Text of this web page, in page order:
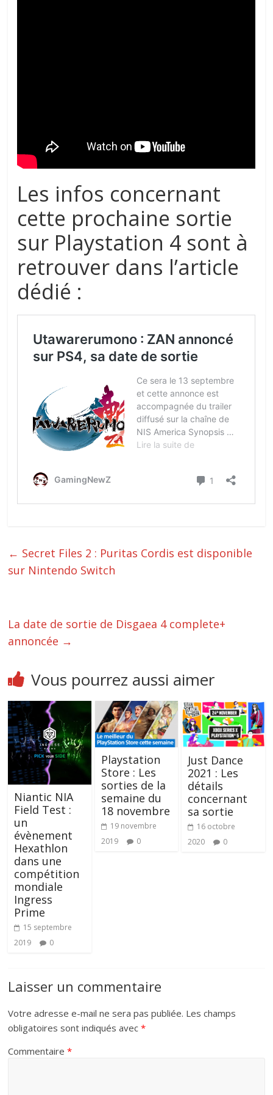
Les infos concernant
cette prochaine sortie
sur Playstation 4 sont à
retrouver dans l’article
dédié :
← Secret Files 2 : Puritas Cordis est disponible
sur Nintendo Switch
La date de sortie de Disgaea 4 complete+
annoncée →
Vous pourrez aussi aimer
Niantic NIA
Field Test :
un
évènement
Hexathlon
dans une
compétition
mondiale
Ingress
Prime
15 septembre
2019
0
Playstation
Store : Les
sorties de la
semaine du
18 novembre
19 novembre
2019
0
Just Dance
2021 : Les
détails
concernant
sa sortie
16 octobre
2020
0
Laisser un commentaire
Votre adresse e-mail ne sera pas publiée. Les champs
obligatoires sont indiqués avec*
Commentaire*